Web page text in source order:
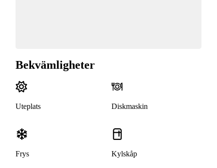
Bekvämligheter
Uteplats Diskmaskin
Frys Kylskåp